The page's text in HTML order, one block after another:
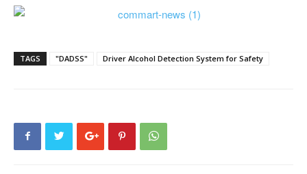
TAGS "DADSS" Driver Alcohol Detection System for Safety